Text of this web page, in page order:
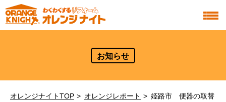
お知らせ
オレンジナイトTOP オレンジレポート 姫路市 便器の取替